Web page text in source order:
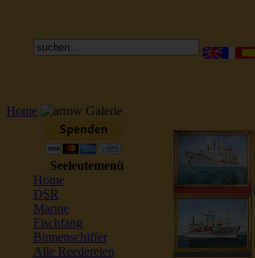
Home Galerie
Seeleutemenü
Home
DSR
Marine
Fischfang
Binnenschiffer
Alle Reedereien